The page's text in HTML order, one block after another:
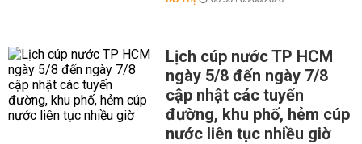
Lịch cúp nước TP HCM
ngày 5/8 đến ngày 7/8
cập nhật các tuyến
đường, khu phố, hẻm cúp
nước liên tục nhiều giờ